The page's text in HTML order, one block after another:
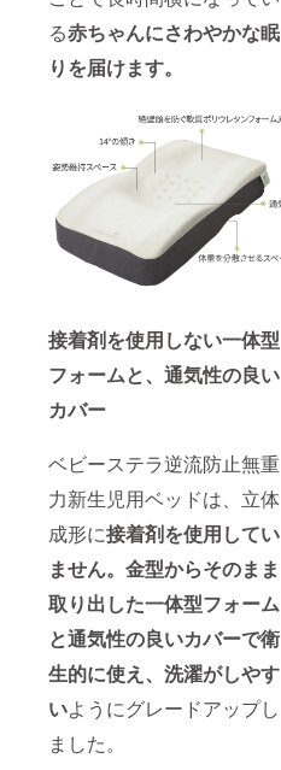
る赤ちゃんにさわやかな眠
りを届けます。
接着剤を使用しない一体型
フォームと、通気性の良い
カバー
ベビーステラ逆流防止無重
力新生児用ベッドは、立体
成形に接着剤を使用してい
ません。金型からそのまま
取り出した一体型フォーム
と通気性の良いカバーで衛
生的に使え、洗濯がしやす
いようにグレードアップし
ました。